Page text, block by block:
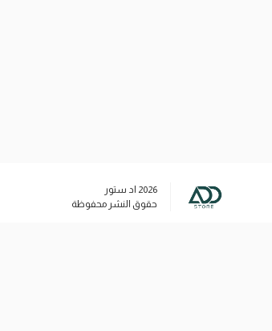
2026 اد ستور
حقوق النشر محفوظة